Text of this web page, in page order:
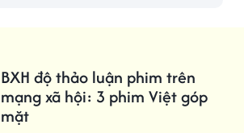
BXH độ thảo luận phim trên
mạng xã hội: 3 phim Việt góp
mặt